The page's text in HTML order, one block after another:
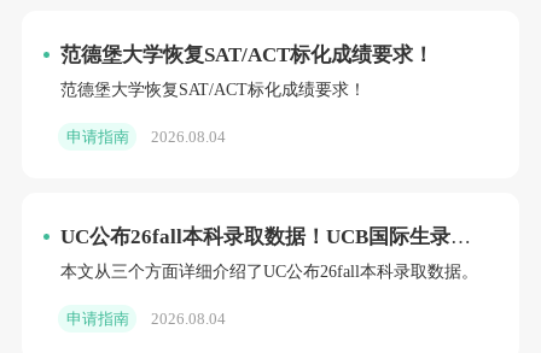
范德堡大学恢复SAT/ACT标化成绩要求！
范德堡大学恢复SAT/ACT标化成绩要求！
申请指南 2026.08.04
UC公布26fall本科录取数据！UCB国际生录取
率跌至5.4%，UCLA扩招明显
本文从三个方面详细介绍了UC公布26fall本科录取数据。
申请指南 2026.08.04